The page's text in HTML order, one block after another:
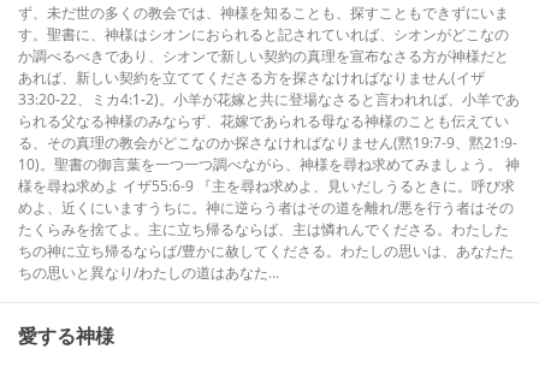
ず、未だ世の多くの教会では、神様を知ることも、探すこともできずにいま
す。聖書に、神様はシオンにおられると記されていれば、シオンがどこなの
か調べるべきであり、シオンで新しい契約の真理を宣布なさる方が神様だと
あれば、新しい契約を立ててくださる方を探さなければなりません(イザ
33:20-22、ミカ4:1-2)。小羊が花嫁と共に登場なさると言われれば、小羊であ
られる父なる神様のみならず、花嫁であられる母なる神様のことも伝えてい
る、その真理の教会がどこなのか探さなければなりません(黙19:7-9、黙21:9-
10)。聖書の御言葉を一つ一つ調べながら、神様を尋ね求めてみましょう。 神
様を尋ね求めよ イザ55:6-9 『主を尋ね求めよ、見いだしうるときに。呼び求
めよ、近くにいますうちに。神に逆らう者はその道を離れ/悪を行う者はその
たくらみを捨てよ。主に立ち帰るならば、主は憐れんでくださる。わたした
ちの神に立ち帰るならば/豊かに赦してくださる。わたしの思いは、あなたた
ちの思いと異なり/わたしの道はあなた...
愛する神様